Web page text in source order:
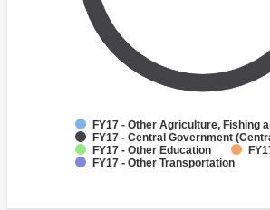
FY17 - Other Agriculture, Fishing
FY17 - Central Government
FY17 - Other Education
FY17 - Other Transportation